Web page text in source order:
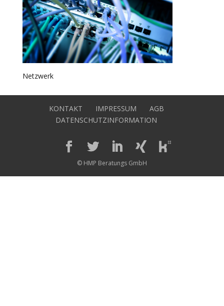
Netzwerk
KONTAKT IMPRESSUM
AGB
DATENSCHUTZINFORMATION
© HMP Beratungs GmbH